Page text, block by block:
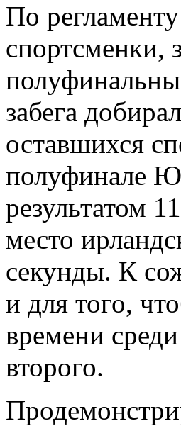
По
спортсменки,
забега
оставшихся
полуфинале
результатом
место
секунды. К
и для того,
времени
второго.